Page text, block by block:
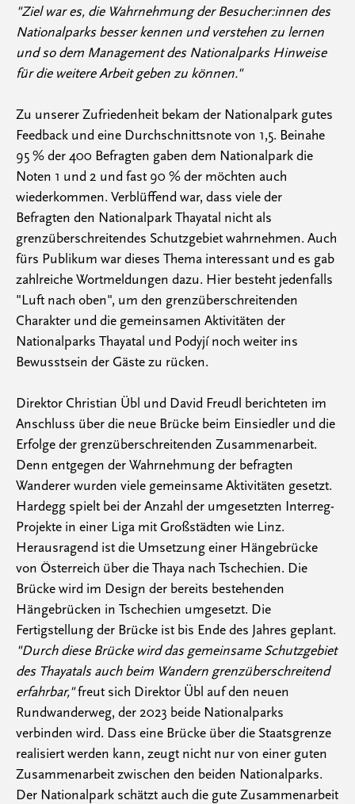
"Ziel war es, die Wahrnehmung der Besucher:innen des
Nationalparks besser kennen und verstehen zu lernen
und so dem Management des Nationalparks Hinweise
für die weitere Arbeit geben zu können."
Zu unserer Zufriedenheit bekam der Nationalpark gutes
Feedback und eine Durchschnittsnote von 1,5. Beinahe
95 % der 400 Befragten gaben dem Nationalpark die
Noten 1 und 2 und fast 90 % der möchten auch
wiederkommen. Verblüffend war, dass viele der
Befragten den Nationalpark Thayatal nicht als
grenzüberschreitendes Schutzgebiet wahrnehmen. Auch
fürs Publikum war dieses Thema interessant und es gab
zahlreiche Wortmeldungen dazu. Hier besteht jedenfalls
"Luft nach oben", um den grenzüberschreitenden
Charakter und die gemeinsamen Aktivitäten der
Nationalparks Thayatal und Podyjí noch weiter ins
Bewusstsein der Gäste zu rücken.
Direktor Christian Übl und David Freudl berichteten im
Anschluss über die neue Brücke beim Einsiedler und die
Erfolge der grenzüberschreitenden Zusammenarbeit.
Denn entgegen der Wahrnehmung der befragten
Wanderer wurden viele gemeinsame Aktivitäten gesetzt.
Hardegg spielt bei der Anzahl der umgesetzten Interreg-
Projekte in einer Liga mit Großstädten wie Linz.
Herausragend ist die Umsetzung einer Hängebrücke
von Österreich über die Thaya nach Tschechien. Die
Brücke wird im Design der bereits bestehenden
Hängebrücken in Tschechien umgesetzt. Die
Fertigstellung der Brücke ist bis Ende des Jahres geplant.
"Durch diese Brücke wird das gemeinsame Schutzgebiet
des Thayatals auch beim Wandern grenzüberschreitend
erfahrbar,"freut sich Direktor Übl auf den neuen
Rundwanderweg, der 2023 beide Nationalparks
verbinden wird. Dass eine Brücke über die Staatsgrenze
realisiert werden kann, zeugt nicht nur von einer guten
Zusammenarbeit zwischen den beiden Nationalparks.
Der Nationalpark schätzt auch die gute Zusammenarbeit